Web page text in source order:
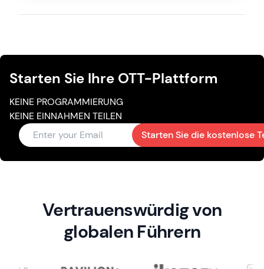
Starten Sie Ihre OTT-Plattform
KEINE PROGRAMMIERUNG
KEINE EINNAHMEN TEILEN
Starten Sie die kostenlose
Vertrauenswürdig von
globalen Führern